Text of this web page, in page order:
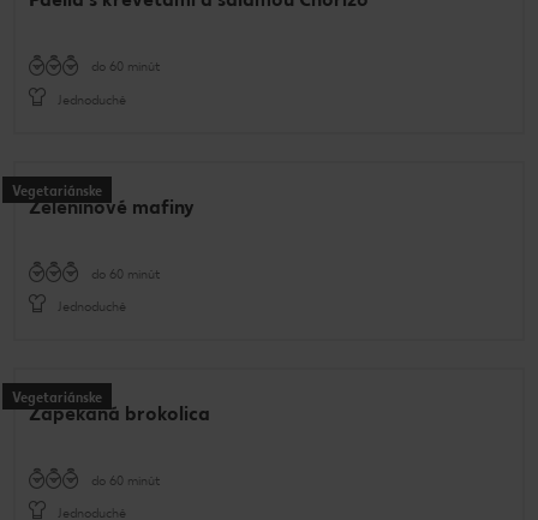
do 60 minút
Jednoduché
Vegetariánske
Zeleninové mafiny
do 60 minút
Jednoduché
Vegetariánske
Zapekaná brokolica
do 60 minút
Jednoduché